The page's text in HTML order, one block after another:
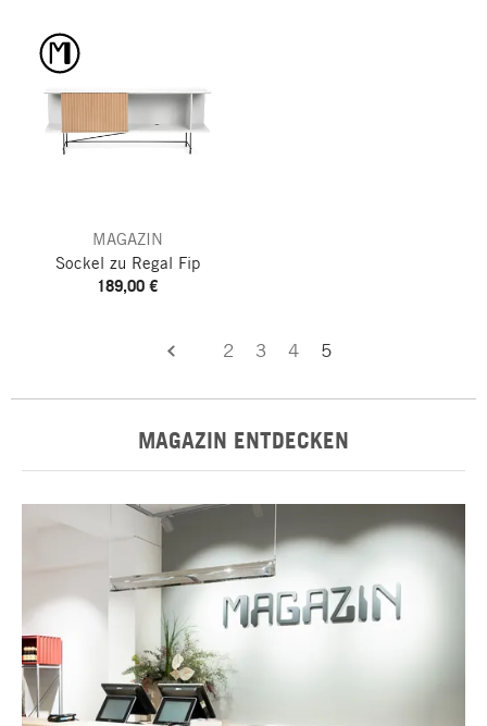
MAGAZIN
Sockel zu Regal Fip
189,00 €
2 3 4 5
MAGAZIN ENTDECKEN